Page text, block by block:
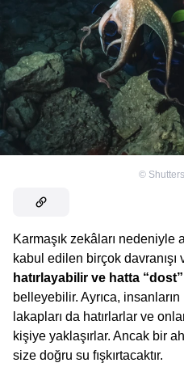
©
Karmaşık zekâları nedeniyle
kabul edilen birçok davranışı
hatırlayabilir ve hatta
belleyebilir. Ayrıca, insanların
lakapları da hatırlarlar ve
kişiye yaklaşırlar. Ancak bir
size doğru su fışkırtacaktır.